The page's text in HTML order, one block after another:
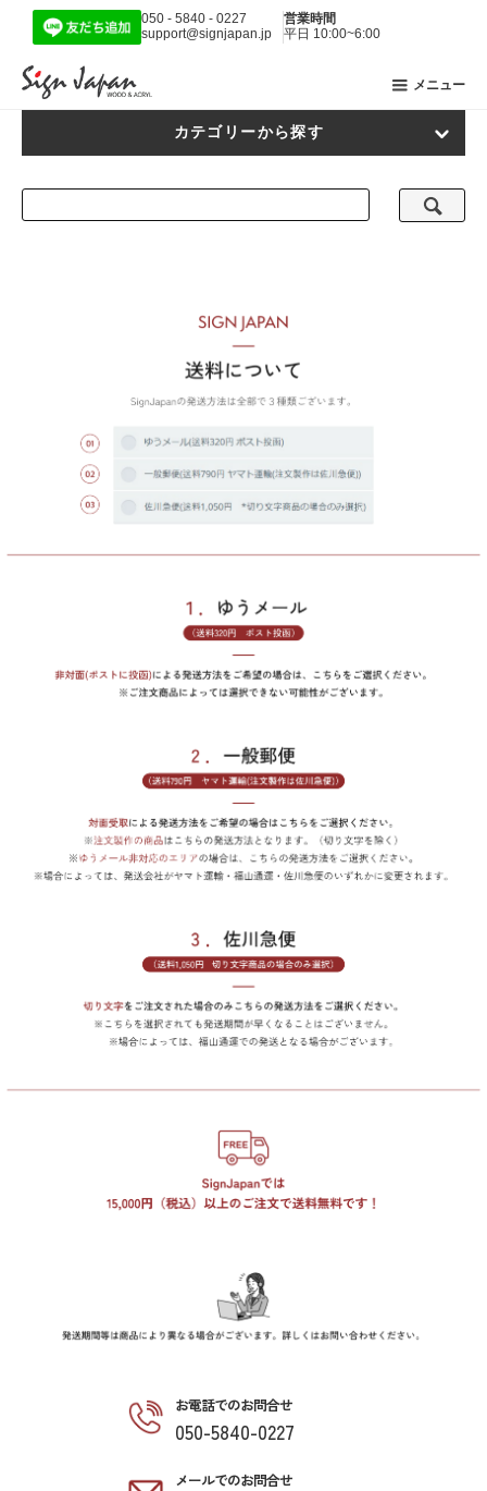
050 - 5840 - 0227
support@signjapan.jp
営業時間
平日 10:00~6:00
メニュー
カテゴリーから探す
お電話でのお問合せ
050-5840-0227
メールでのお問合せ